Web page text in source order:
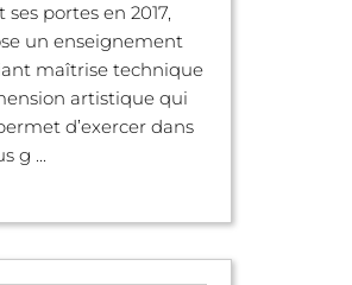
ses portes en 2017,
un enseignement
maîtrise technique
artistique qui
d’exercer dans
g ...